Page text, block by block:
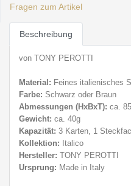
Fragen zum Artikel
Beschreibung
von TONY PEROTTI
Material: Feines italienisches
Farbe: Schwarz oder Braun
Abmessungen (HxBxT): ca.
Gewicht: ca. 40g
Kapazität: 3 Karten, 1
Kollektion: Italico
Hersteller: TONY PEROTTI
Ursprung: Made in Italy